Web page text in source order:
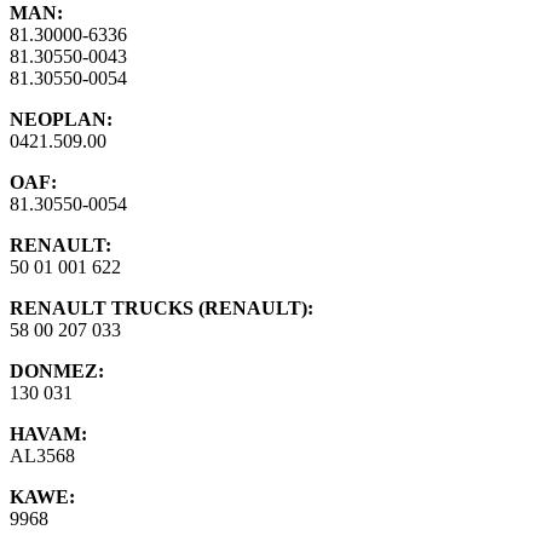
MAN:
81.30000-6336
81.30550-0043
81.30550-0054
NEOPLAN:
0421.509.00
OAF:
81.30550-0054
RENAULT:
50 01 001 622
RENAULT TRUCKS (RENAULT):
58 00 207 033
DONMEZ:
130 031
HAVAM:
AL3568
KAWE:
9968